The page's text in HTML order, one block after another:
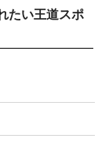
たい王道スポ